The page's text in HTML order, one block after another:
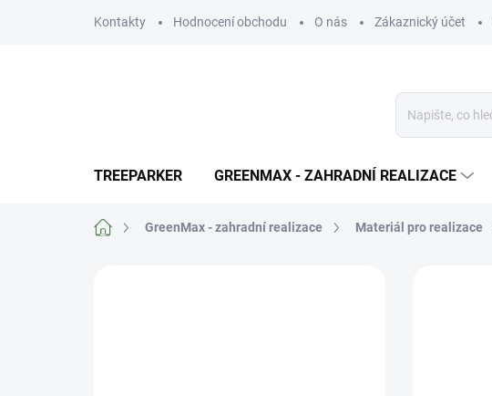
Kontakty Hodnocení obchodu O nás Zákaznický účet
TREEPARKER GREENMAX - ZAHRADNÍ REALIZACE
Domů GreenMax - zahradní realizace Materiál pro realizace